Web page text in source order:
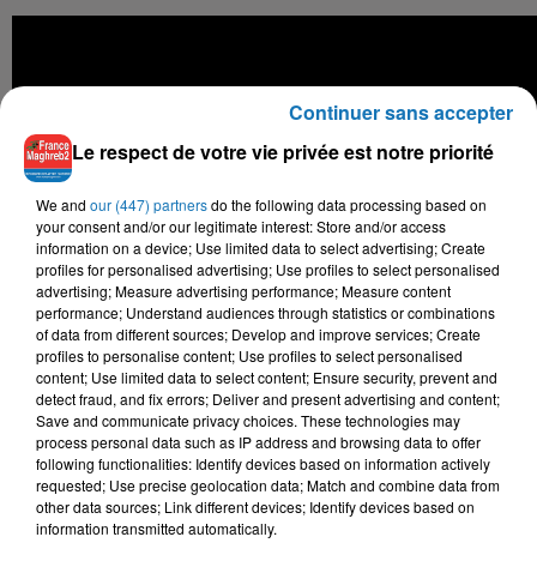
Le respect de votre vie privée est notre priorité
We and our (447) partnersdo the following data processing based on
your consent and/or our legitimate interest: Store and/or access
information on a device; Use limited data to select advertising; Create
profiles for personalised advertising; Use profiles to select personalised
advertising; Measure advertising performance; Measure content
performance; Understand audiences through statistics or combinations
of data from different sources; Develop and improve services; Create
profiles to personalise content; Use profiles to select personalised
content; Use limited data to select content; Ensure security, prevent and
detect fraud, and fix errors; Deliver and present advertising and content;
Save and communicate privacy choices. These technologies may
process personal data such as IP address and browsing data to offer
following functionalities: Identify devices based on information actively
requested; Use precise geolocation data; Match and combine data from
other data sources; Link different devices; Identify devices based on
information transmitted automatically.
Continuer sans accepter